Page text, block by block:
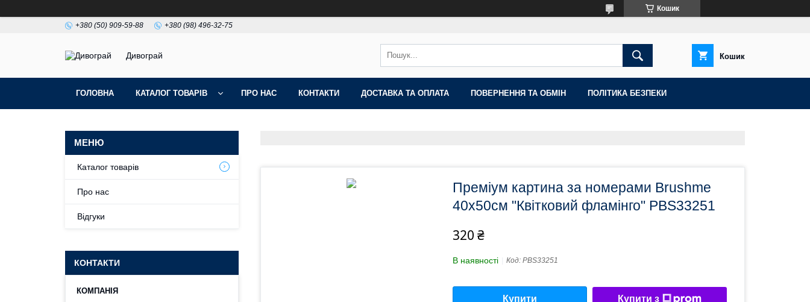
Кошик
+380 (50) 909-59-88 +380 (98) 496-32-75
Дивограй Кошик
ГОЛОВНА КАТАЛОГ ТОВАРІВ ПРО НАС КОНТАКТИ ДОСТАВКА ТА ОПЛАТА ПОВЕРНЕННЯ ТА ОБМІН ПОЛІТИКА БЕЗПЕКИ
Преміум картина за номерами Brushme
40x50см "Квітковий фламінго" PBS33251
320 ₴
В наявності Код: PBS33251
Купити Купити з
Каталог товарів
Про нас
Відгуки
КОНТАКТИ